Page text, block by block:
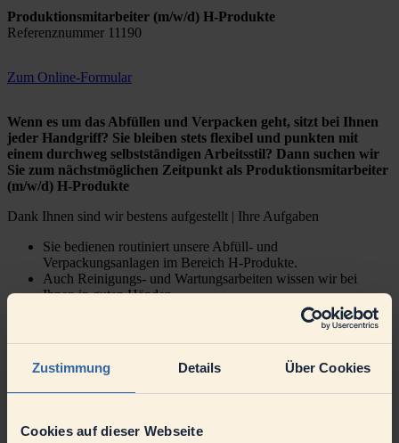
Zustimmung Details Über Cookies
Cookies auf dieser Webseite
Produktionsmitarbeiter (m/w/d) H-Produkte
Referenznummer 11190
Zum Online-Formular
Wenn es um das Abfüllen und Verpacken geht, sitzt bei Ihnen
jeder Handgriff? Sie bleiben stets flexibel und punkten mit
einem durchweg selbstständigen Arbeitsstil? Dann suchen wir
Sie zum nächstmöglichen Zeitpunkt als Produktionsmitarbeiter
(m/w/d) H-Produkte
Dank Ihnen sind wir bestens aufgestellt | Ihre Aufgaben
Sie bedienen routiniert unsere Abfüll- und
Verpackungsanlagen im Bereich H-Produkte.
Auch Reinigungs- und Wartungsarbeiten wissen wir bei
Ihnen in guten Händen.
Außerdem kontrollieren Sie die abgefüllten Produkte in
visueller sowie sensorischer Hinsicht und kümmern sich um
die Dokumentation der Ergebnisse.
Natürlich haben Sie die gesetzlichen Produktionsnormen
sowie Hygienevorschriften dabei immer im Hinterkopf.
Nicht zuletzt greifen Sie uns auch bei allgemeinen
Mithilfe ist einfach jederzeit Verlass.